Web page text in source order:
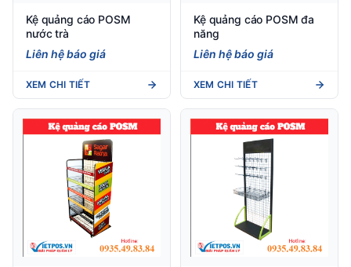
Kệ quảng cáo POSM
nước trà
Liên hệ báo giá
XEM CHI TIẾT
Kệ quảng cáo POSM đa
năng
Liên hệ báo giá
XEM CHI TIẾT